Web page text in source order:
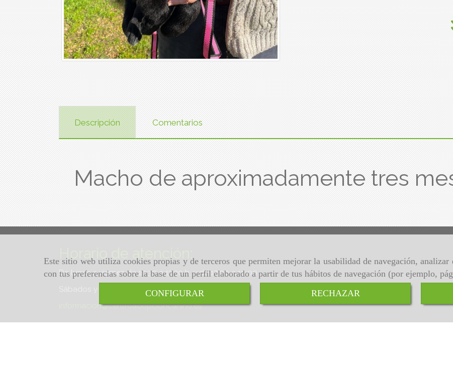
Este sitio web utiliza cookies propias y de terceros que permiten mejorar la usabilidad de navegación,
con tus preferencias sobre la base de un perfil elaborado a partir de tus hábitos de navegación (por ejemplo,
CONFIGURAR
RECHAZAR
Descripción Comentarios
Macho de aproximadamente tres
Horario de atención:
De lunes a viernes de 10:30 a 13:30 h. y de 17:00 a 19:00
Sábados y domingos de 10:30 a 13:30 h.
informacion
centroadopcioncanino.es